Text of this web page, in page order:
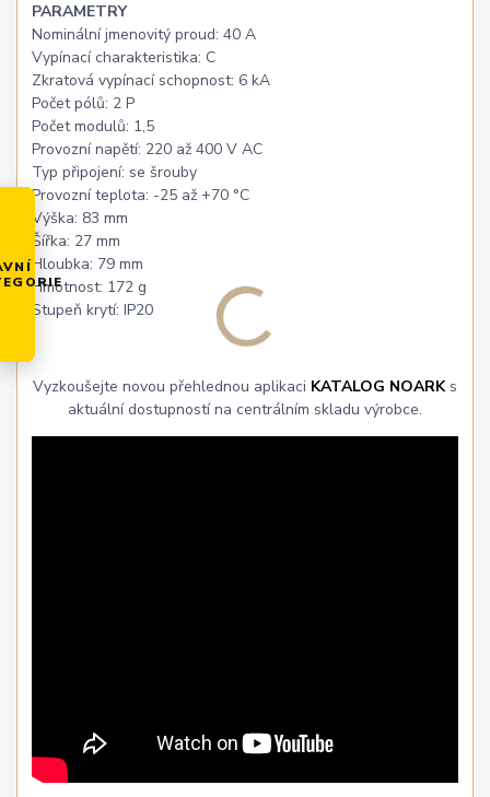
PARAMETRY
Nominální jmenovitý proud: 40 A
Vypínací charakteristika: C
Zkratová vypínací schopnost: 6 kA
Počet pólů: 2 P
Počet modulů: 1,5
Provozní napětí: 220 až 400 V AC
Typ připojení: se šrouby
Provozní teplota: -25 až +70 °C
Výška: 83 mm
Šířka: 27 mm
Hloubka: 79 mm
Hmotnost: 172 g
Stupeň krytí: IP20
Vyzkoušejte novou přehlednou aplikaci KATALOG NOARKs
aktuální dostupností na centrálním skladu výrobce.